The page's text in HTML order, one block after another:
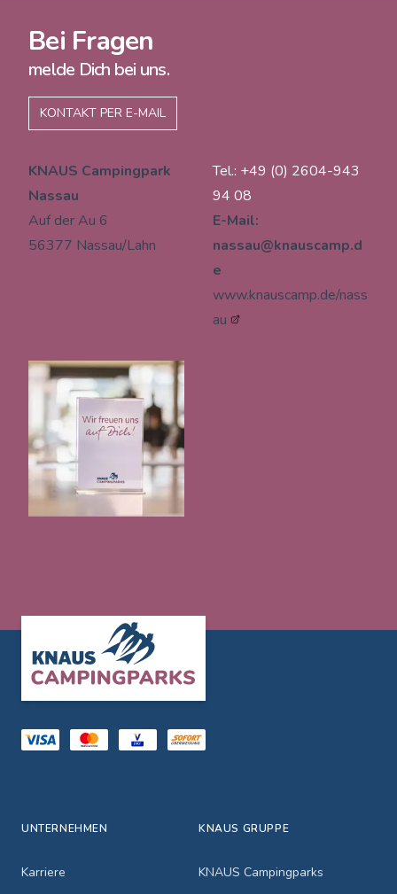
Bei Fragen
melde Dich bei uns.
KONTAKT PER E-MAIL
KNAUS Campingpark
Nassau
Auf der Au 6
56377 Nassau/Lahn
Tel.: +49 (0) 2604-943
94 08
E-Mail:
nassau@knauscamp.d
e
www.knauscamp.de/nass
au
UNTERNEHMEN
Karriere
KNAUS GRUPPE
KNAUS Campingparks